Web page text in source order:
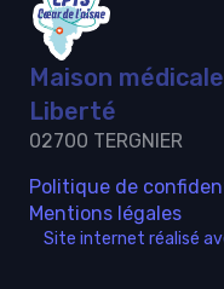
Maison
Liberté
02700 TERGNIER
Politique de
Mentions légales
Site internet réalisé